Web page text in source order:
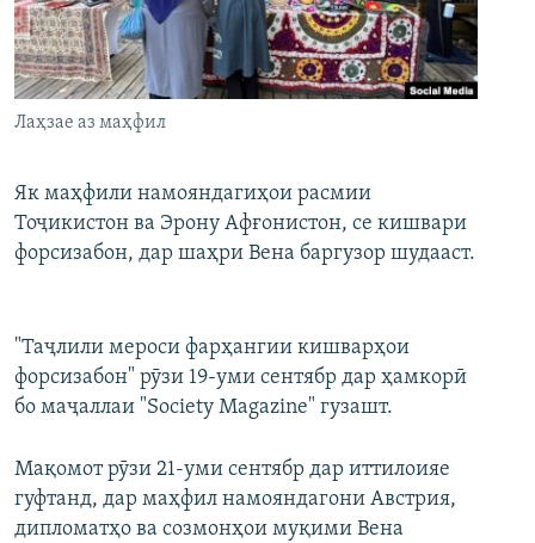
ГУЗОРИШҲОИ РАДИОӢ
Русский
Ҳамаи сомонаҳои RFE/RL
Лаҳзае аз маҳфил
Як маҳфили намояндагиҳои расмии
Тоҷикистон ва Эрону Афғонистон, се кишвари
форсизабон, дар шаҳри Вена баргузор шудааст.
"Таҷлили мероси фарҳангии кишварҳои
форсизабон" рӯзи 19-уми сентябр дар ҳамкорӣ
бо маҷаллаи "Society Magazine" гузашт.
Мақомот рӯзи 21-уми сентябр дар иттилоияе
гуфтанд, дар маҳфил намояндагони Австрия,
дипломатҳо ва созмонҳои муқими Вена